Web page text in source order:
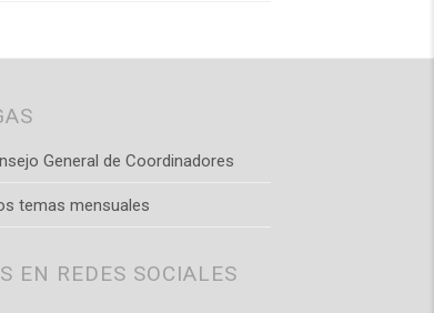
General de Coordinadores
temas mensuales
EN REDES SOCIALES